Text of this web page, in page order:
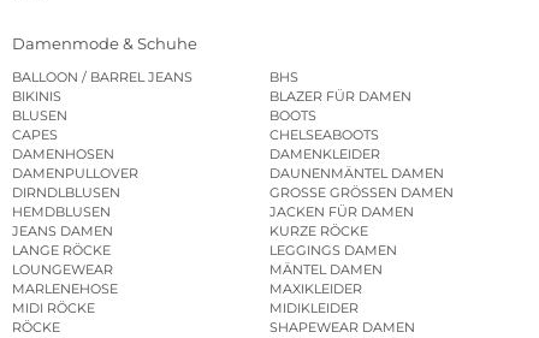
Damenmode & Schuhe
BALLOON / BARREL JEANS
BHS
BIKINIS
BLAZER FÜR DAMEN
BLUSEN
BOOTS
CAPES
CHELSEABOOTS
DAMENHOSEN
DAMENKLEIDER
DAMENPULLOVER
DAUNENMÄNTEL DAMEN
DIRNDLBLUSEN
GROSSE GRÖSSEN DAMEN
HEMDBLUSEN
JACKEN FÜR DAMEN
JEANS DAMEN
KURZE RÖCKE
LANGE RÖCKE
LEGGINGS DAMEN
LOUNGEWEAR
MÄNTEL DAMEN
MARLENEHOSE
MAXIKLEIDER
MIDI RÖCKE
MIDIKLEIDER
RÖCKE
SHAPEWEAR DAMEN